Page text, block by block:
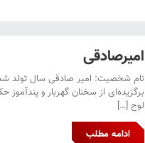
امیرصادقی
لوح […]
ادامه مطلب